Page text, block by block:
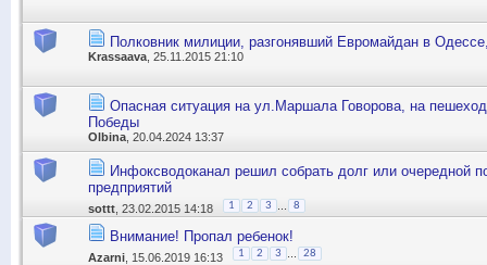
Полковник милиции, разгонявший Евромайдан в
Krassaava , 25.11.2015 21:10
Опасная ситуация на ул.Маршала Говорова, на
Победы
Olbina, 20.04.2024 13:37
Инфоксводоканал решил собрать долг или очередной
предприятий
sottt , 23.02.2015 14:18 1 2 3 8
Внимание! Пропал ребенок!
Azarni , 15.06.2019 16:13 1 2 3 ... 28